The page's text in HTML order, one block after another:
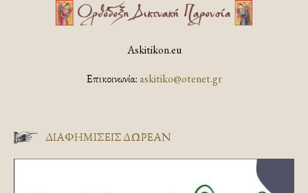
Askitikon.eu
Επικοινωνία:askitiko@otenet.gr
ΔΙΑΦΗΜΊΣΕΙΣ ΔΩΡΕΆΝ